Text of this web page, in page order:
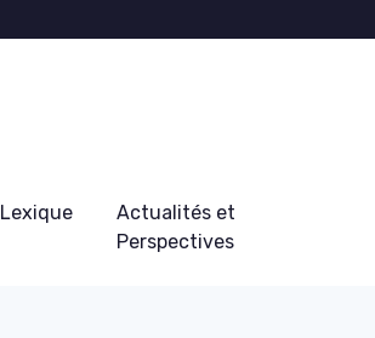
Lexique
Actualités et
Perspectives